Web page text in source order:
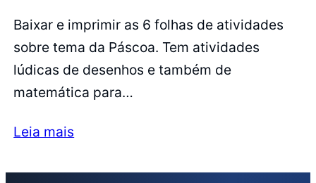
Baixar e imprimir as 6 folhas de atividades
sobre tema da Páscoa. Tem atividades
lúdicas de desenhos e também de
matemática para…
Leia mais